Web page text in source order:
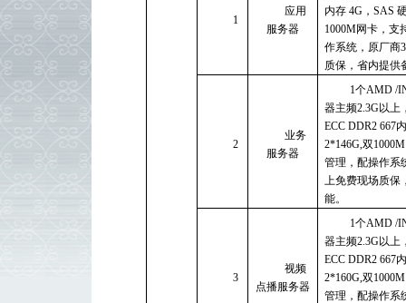
1
应用
服务器
内存 4G，SAS
1000M网卡，支
作系统，原厂商
质保，省内提供
2
业务
服务器
1个AMD /
器主频2.3G以上
ECC DDR2 667
2*146G,双
管理，配操作系
上免费现场质
能。
3
视频
点播服务器
1个AMD /
器主频2.3G以上
ECC DDR2 667
2*160G,双
管理，配操作系